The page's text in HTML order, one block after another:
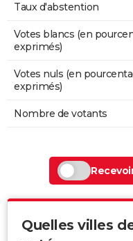
Taux d'abstention
Votes blancs (en
exprimés)
Votes nuls (en
exprimés)
Nombre de votants
Quelles villes